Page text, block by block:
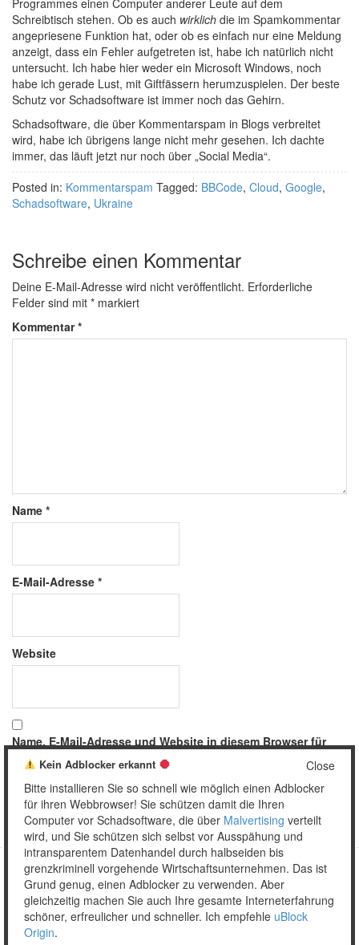
Programmes einen Computer anderer Leute auf dem
Schreibtisch stehen. Ob es auch wirklich die im Spamkommentar
angepriesene Funktion hat, oder ob es einfach nur eine Meldung
anzeigt, dass ein Fehler aufgetreten ist, habe ich natürlich nicht
untersucht. Ich habe hier weder ein Microsoft Windows, noch
habe ich gerade Lust, mit Giftfässern herumzuspielen. Der beste
Schutz vor Schadsoftware ist immer noch das Gehirn.
Schadsoftware, die über Kommentarspam in Blogs verbreitet
wird, habe ich übrigens lange nicht mehr gesehen. Ich dachte
immer, das läuft jetzt nur noch über „Social Media“.
Posted in: Kommentarspam Tagged: BBCode, Cloud, Google,
Schadsoftware, Ukraine
Schreibe einen Kommentar
Deine E-Mail-Adresse wird nicht veröffentlicht. Erforderliche
Felder sind mit * markiert
Kommentar*
Name *
E-Mail-Adresse *
Website
Name, E-Mail-Adresse und Website in diesem Browser für
meinen nächsten Kommentar speichern.
Copyright © 2026 Unser täglich Spam.
MobileWordPress Theme by themehall.com
Close
Kein Adblocker erkannt
Bitte installieren Sie so schnell wie möglich einen Adblocker
für ihren Webbrowser! Sie schützen damit die Ihren
Computer vor Schadsoftware, die über Malvertising verteilt
wird, und Sie schützen sich selbst vor Ausspähung und
intransparentem Datenhandel durch halbseiden bis
grenzkriminell vorgehende Wirtschaftsunternehmen. Das ist
Grund genug, einen Adblocker zu verwenden. Aber
gleichzeitig machen Sie auch Ihre gesamte Interneterfahrung
schöner, erfreulicher und schneller. Ich empfehle uBlock
Origin.